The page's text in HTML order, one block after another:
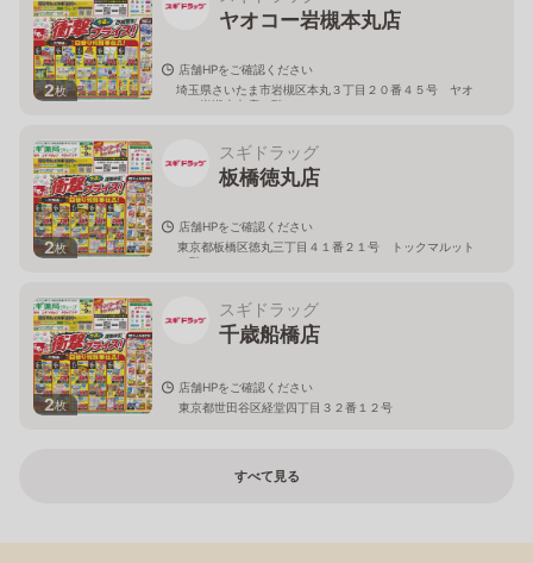
2枚
ヤオコー岩槻本丸店
店舗HPをご確認ください
埼玉県さいたま市岩槻区本丸３丁目２０番４５号 ヤオ
コー岩槻本丸店２階
2枚
スギドラッグ
板橋徳丸店
店舗HPをご確認ください
東京都板橋区徳丸三丁目４１番２１号 トックマルット
１階
2枚
スギドラッグ
千歳船橋店
店舗HPをご確認ください
東京都世田谷区経堂四丁目３２番１２号
すべて見る